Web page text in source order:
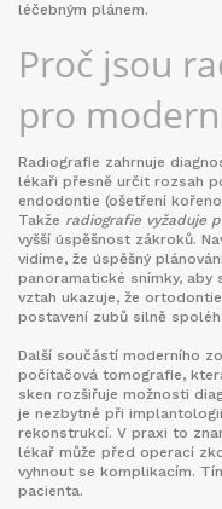
léčebným plánem.
Proč jsou
pro
Radiografie zahrnuje
lékaři přesně určit rozsah
endodontie (ošetření
Takže radiografie vyžaduje
vyšší úspěšnost zákroků.
vidíme, že úspěšný
panoramatické snímky,
vztah ukazuje, že ortodontie
postavení zubů silně
Další součástí moderního
počítačová tomografie,
sken rozšiřuje možnosti
je nezbytné při
rekonstrukcí. V praxi to
lékař může před operací
vyhnout se komplikacím.
pacienta.